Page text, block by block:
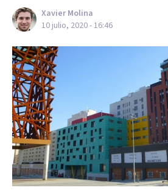
Xavier Molina
10 julio, 2020 - 16:46